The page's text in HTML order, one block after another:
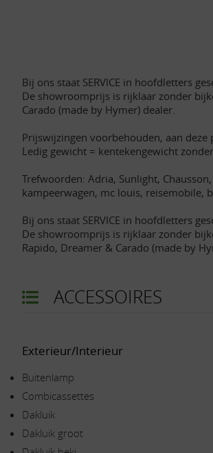
Bij ons staat SERVICE in hoofdletters
De showroomprijs is rijklaar zonder
Carado (made by Hymer) dealer.
Prijswijzingen voorbehouden, aan
Ledig gewicht = kentekengewicht
Trefwoorden: Adria, Sunlight,
kampeerwagen, mc louis, reisemobile,
Bij ons staat SERVICE in hoofdletters
De showroomprijs is rijklaar zonder
Rapido, Dreamer & Carado (made by
ACCESSOIRES
Exterieur/Interieur
Buitenlamp
Combicassettes
Dakluik
Dakluik groot